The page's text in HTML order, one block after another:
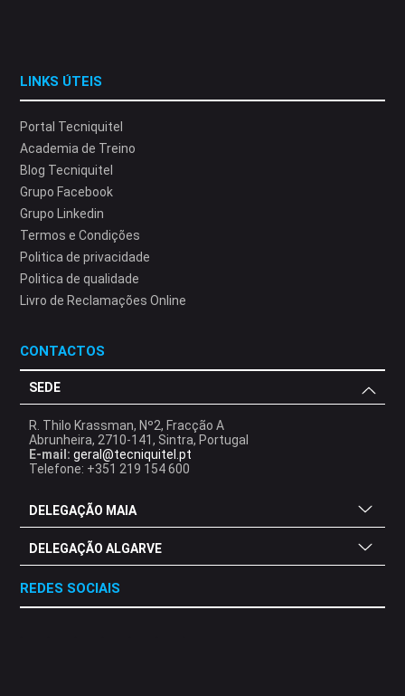
LINKS ÚTEIS
Portal Tecniquitel
Academia de Treino
Blog Tecniquitel
Grupo Facebook
Grupo Linkedin
Termos e Condições
Politica de privacidade
Politica de qualidade
Livro de Reclamações Online
CONTACTOS
SEDE
R. Thilo Krassman, Nº2, Fracção A
Abrunheira, 2710-141, Sintra, Portugal
E-mail: geral@tecniquitel.pt
Telefone: +351 219 154 600
DELEGAÇÃO MAIA
DELEGAÇÃO ALGARVE
REDES SOCIAIS